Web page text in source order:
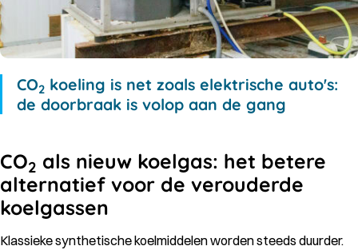
CO2 koeling is net zoals elektrische auto's:
de doorbraak is volop aan de gang
CO2 als nieuw koelgas: het betere
alternatief voor de verouderde
koelgassen
Klassieke synthetische koelmiddelen worden steeds duurder.